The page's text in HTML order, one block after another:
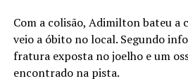
Com a colisão, Adimilton bateu a
veio a óbito no local. Segundo
fratura exposta no joelho e um
encontrado na pista.